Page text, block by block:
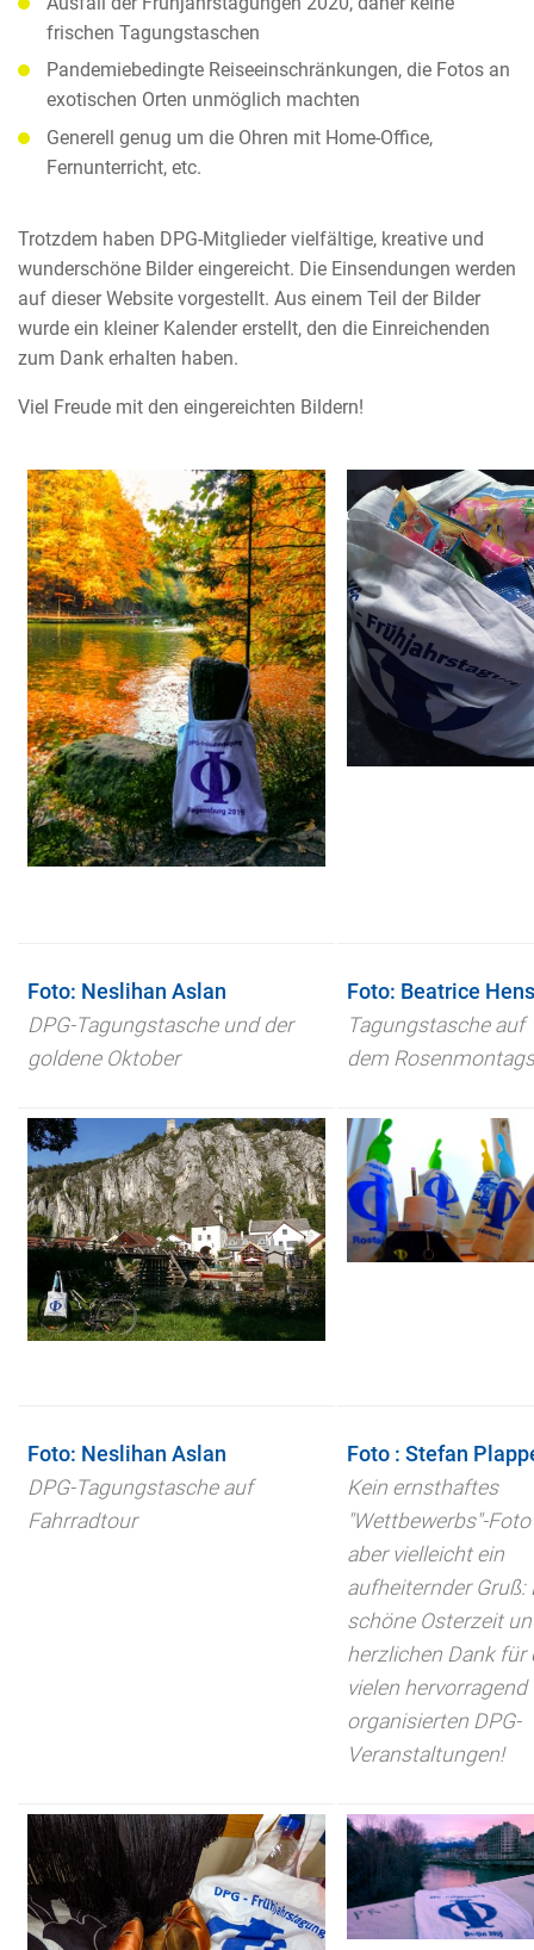
frischen Tagungstaschen
Pandemiebedingte Reiseeinschränkungen, die Fotos an
exotischen Orten unmöglich machten
Generell genug um die Ohren mit Home-Office,
Fernunterricht, etc.
Trotzdem haben DPG-Mitglieder vielfältige, kreative und
wunderschöne Bilder eingereicht. Die Einsendungen werden
auf dieser Website vorgestellt. Aus einem Teil der Bilder
wurde ein kleiner Kalender erstellt, den die Einreichenden
zum Dank erhalten haben.
Viel Freude mit den eingereichten Bildern!
Foto: Neslihan Aslan
DPG-Tagungstasche und der
goldene Oktober
Foto: Beatrice
Tagungstasche auf
dem
Foto: Neslihan Aslan
DPG-Tagungstasche auf
Fahrradtour
Foto : Stefan
Kein ernsthaftes
"Wettbewerbs"-Foto
aber vielleicht ein
aufheiternder Gruß:
schöne Osterzeit
herzlichen Dank für
vielen hervorragend
organisierten DPG-
Veranstaltungen!